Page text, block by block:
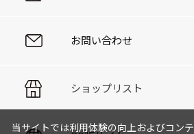
お問い合わせ
ショップリスト
当サイトでは利用体験の向上およびコン